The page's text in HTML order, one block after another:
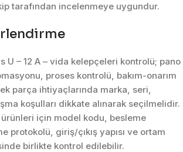
tarafından incelenmeye uygundur.
U – 12 A – vida kelepçeleri kontrolü; pano
proses kontrolü, bakım-onarım
parça ihtiyaçlarında marka, seri,
koşulları dikkate alınarak seçilmelidir.
için model kodu, besleme
protokolü, giriş/çıkış yapısı ve ortam
birlikte kontrol edilebilir.